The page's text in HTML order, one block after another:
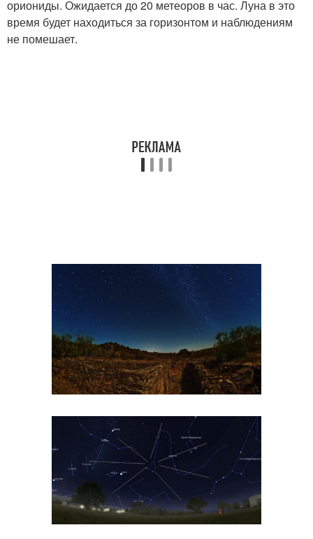
ориониды. Ожидается до 20 метеоров в час. Луна в это
время будет находиться за горизонтом и наблюдениям
не помешает.